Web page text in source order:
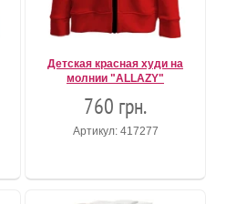
Детская красная худи на
молнии "ALLAZY"
760 грн.
Артикул: 417277